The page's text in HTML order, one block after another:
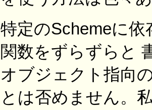
特定のSchemeに
関数をずらずらと
オブジェクト指向
とは否めません。